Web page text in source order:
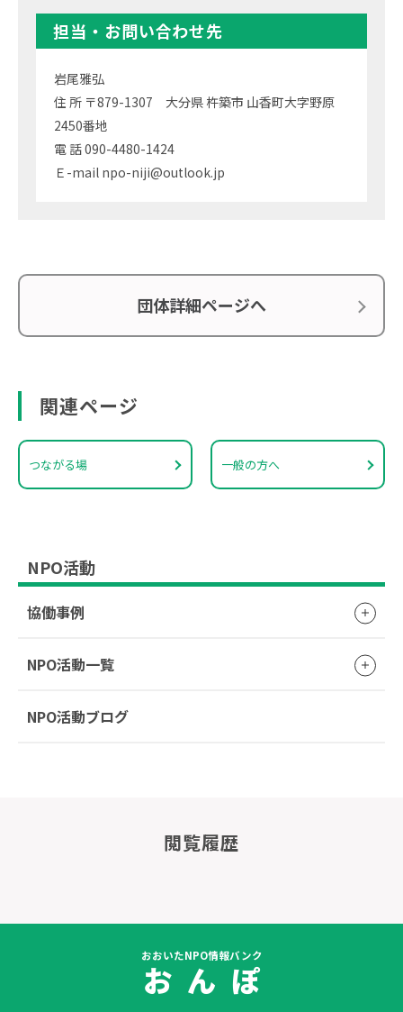
担当・お問い合わせ先
岩尾雅弘
住 所 〒879-1307 大分県 杵築市 山香町大字野原
2450番地
電 話 090-4480-1424
Ｅ-mail npo-niji@outlook.jp
団体詳細ページへ
関連ページ
つながる場 一般の方へ
NPO活動
協働事例
NPO活動一覧
NPO活動ブログ
閲覧履歴
おおいたNPO情報バンク
お ん ぽ